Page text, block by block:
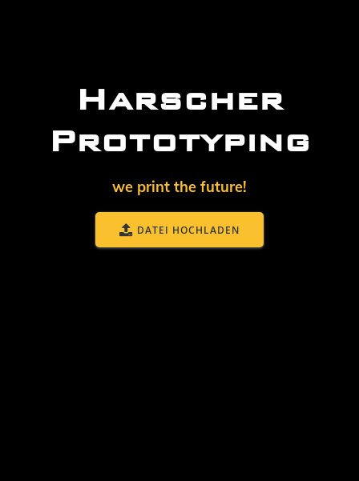
Harscher
Prototyping
we print the future!
DATEI HOCHLADEN